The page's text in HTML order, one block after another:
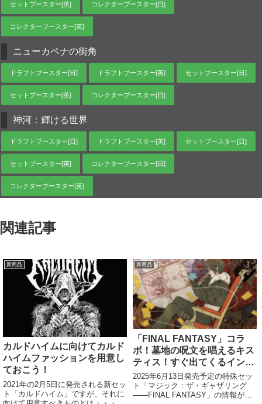
セットブースター[英] コレクターブースター[日]
コレクターブースター[英]
ニューカペナの街角
ドラフトブースター[日] ドラフトブースター[英] セットブースター[日]
セットブースター[英] コレクターブースター[日]
神河：輝ける世界
ドラフトブースター[日] ドラフトブースター[英] セットブースター[日]
セットブースター[英] コレクターブースター[日]
コレクターブースター[英]
関連記事
新商品
カルドハイムに向けてカルド
ハイムファッションを用意し
ておこう！
2021年の2月5日に発売される新セッ
ト「カルドハイム」ですが、それに
新商品
「FINAL FANTASY」コラ
ボ！墓地の呪文を唱えるキス
ティス！すぐ出てくるインス
タントラーメン！毎ターンア
ドを取るカードゲーム！ほか
2025年6月13日発売予定の特殊セッ
ト「マジック：ザ・ギャザリング
――FINAL FANTASY」の情報があ